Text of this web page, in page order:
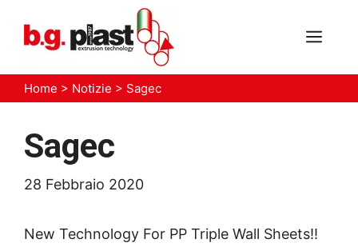
contenuto
Home > Notizie > Sagec
Sagec
28 Febbraio 2020
New Technology For PP Triple Wall Sheets!!